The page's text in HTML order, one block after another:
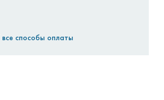
все способы оплаты